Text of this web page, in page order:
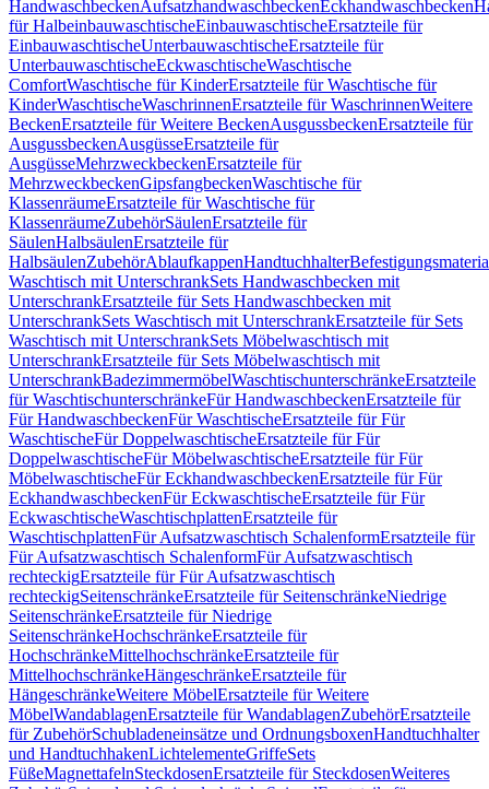
HandwaschbeckenAufsatzhandwaschbeckenEckhandwaschbecken
für HalbeinbauwaschtischeEinbauwaschtischeErsatzteile für
EinbauwaschtischeUnterbauwaschtischeErsatzteile für
UnterbauwaschtischeEckwaschtischeWaschtische
ComfortWaschtische für KinderErsatzteile für Waschtische für
KinderWaschtischeWaschrinnenErsatzteile für WaschrinnenWeitere
BeckenErsatzteile für Weitere BeckenAusgussbeckenErsatzteile für
AusgussbeckenAusgüsseErsatzteile für
AusgüsseMehrzweckbeckenErsatzteile für
MehrzweckbeckenGipsfangbeckenWaschtische für
KlassenräumeErsatzteile für Waschtische für
KlassenräumeZubehörSäulenErsatzteile für
SäulenHalbsäulenErsatzteile für
HalbsäulenZubehörAblaufkappenHandtuchhalter
Waschtisch mit UnterschrankSets Handwaschbecken mit
UnterschrankErsatzteile für Sets Handwaschbecken mit
UnterschrankSets Waschtisch mit UnterschrankErsatzteile für Sets
Waschtisch mit UnterschrankSets Möbelwaschtisch mit
UnterschrankErsatzteile für Sets Möbelwaschtisch mit
UnterschrankBadezimmermöbelWaschtischunterschränkeErsatzteile
für WaschtischunterschränkeFür HandwaschbeckenErsatzteile für
Für HandwaschbeckenFür WaschtischeErsatzteile für Für
WaschtischeFür DoppelwaschtischeErsatzteile für Für
DoppelwaschtischeFür MöbelwaschtischeErsatzteile für Für
MöbelwaschtischeFür EckhandwaschbeckenErsatzteile für Für
EckhandwaschbeckenFür EckwaschtischeErsatzteile für Für
EckwaschtischeWaschtischplattenErsatzteile für
WaschtischplattenFür Aufsatzwaschtisch SchalenformErsatzteile für
Für Aufsatzwaschtisch SchalenformFür Aufsatzwaschtisch
rechteckigErsatzteile für Für Aufsatzwaschtisch
rechteckigSeitenschränkeErsatzteile für SeitenschränkeNiedrige
SeitenschränkeErsatzteile für Niedrige
SeitenschränkeHochschränkeErsatzteile für
HochschränkeMittelhochschränkeErsatzteile für
MittelhochschränkeHängeschränkeErsatzteile für
HängeschränkeWeitere MöbelErsatzteile für Weitere
MöbelWandablagenErsatzteile für WandablagenZubehörErsatzteile
für ZubehörSchubladeneinsätze und OrdnungsboxenHandtuchhalter
und HandtuchhakenLichtelementeGriffeSets
FüßeMagnettafelnSteckdosenErsatzteile für SteckdosenWeiteres